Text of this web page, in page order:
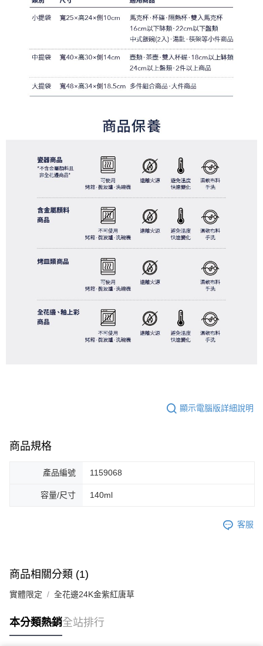
顯示電腦版詳細說明
商品規格
產品編號 1159068
容量/尺寸 140ml
客服
商品相關分類 (1)
實體限定 全花邊24K金紫紅唐草
本分類熱銷全站排行